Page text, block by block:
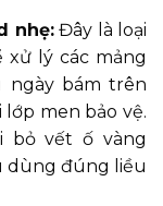
nhẹ:Đây là loại
xử lý các mảng
ngày bám trên
men bảo vệ.
bỏ vết ố vàng
dùng đúng liều